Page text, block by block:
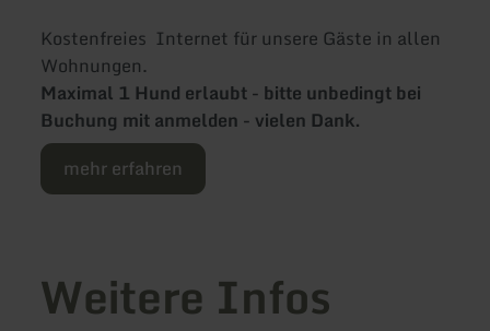
Kostenfreies Internet für unsere Gäste in allen
Wohnungen.
Maximal 1 Hund erlaubt - bitte unbedingt bei
Buchung mit anmelden - vielen Dank.
mehr erfahren
Weitere Infos